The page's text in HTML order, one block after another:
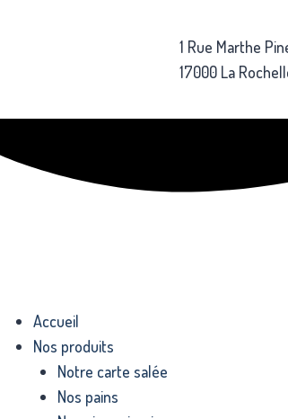
1 Rue Marthe
17000 La
Accueil
Nos produits
Notre carte salée
Nos pains